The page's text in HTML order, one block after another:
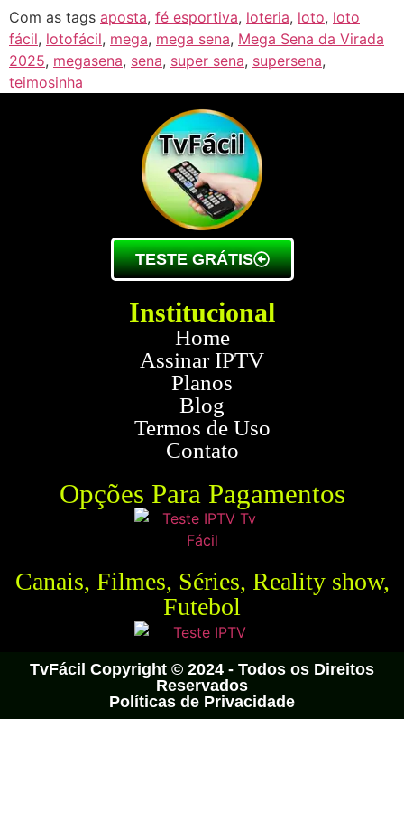
Com as tags aposta, fé esportiva, loteria, loto, loto
fácil, lotofácil, mega, mega sena, Mega Sena da Virada
2025, megasena, sena, super sena, supersena,
teimosinha
TESTE GRÁTIS
Institucional
Home
Assinar IPTV
Planos
Blog
Termos de Uso
Contato
Opções Para Pagamentos
Canais, Filmes, Séries, Reality show,
Futebol
TvFácil Copyright © 2024 - Todos os Direitos
Reservados
Políticas de Privacidade